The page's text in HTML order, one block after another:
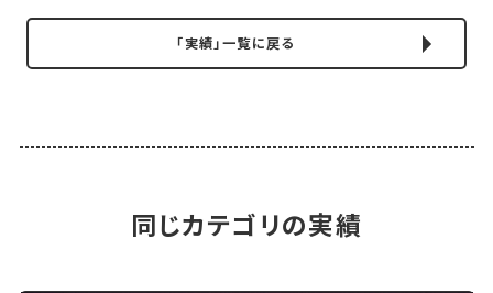
「実績」一覧に戻る
同じカテゴリの実績